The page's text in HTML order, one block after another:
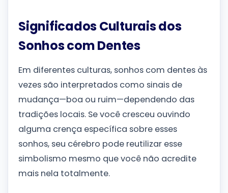
Significados Culturais dos
Sonhos com Dentes
Em diferentes culturas, sonhos com dentes às
vezes são interpretados como sinais de
mudança—boa ou ruim—dependendo das
tradições locais. Se você cresceu ouvindo
alguma crença específica sobre esses
sonhos, seu cérebro pode reutilizar esse
simbolismo mesmo que você não acredite
mais nela totalmente.